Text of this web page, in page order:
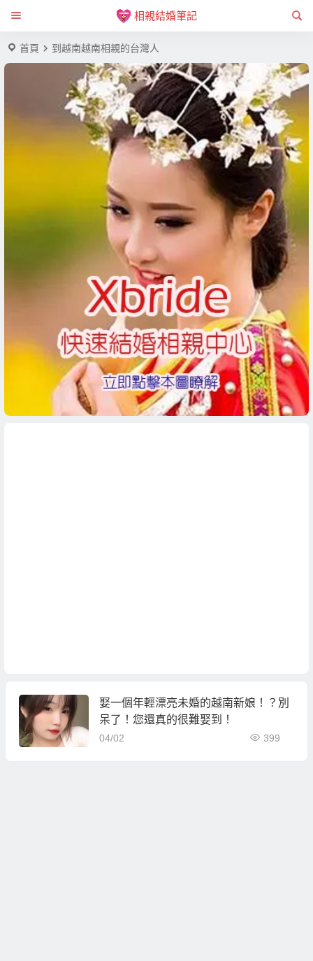
相親結婚筆記
首頁 到越南越南相親的台灣人
娶一個年輕漂亮未婚的越南新娘！？別
呆了！您還真的很難娶到！
04/02 399